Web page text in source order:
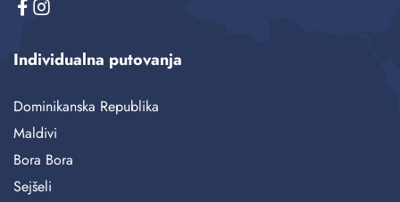
Individualna putovanja
Dominikanska Republika
Maldivi
Bora Bora
Sejšeli